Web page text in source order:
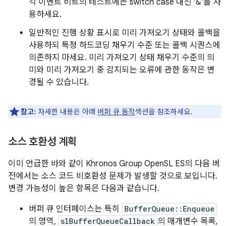
각 이벤트 비트의 테스트에는 switch case 대신 '&'를 사
용하세요.
일반적인 진행 상황 표시로 미리 가져오기 상태와 콜백을
사용하되 특정 하드코딩 채우기 수준 또는 콜백 시퀀스에
의존하지 마세요. 미리 가져오기 상태 채우기 수준의 의
미와 미리 가져오기 중 감지되는 오류에 관한 동작은 변
경될 수 있습니다.
참고: 자세한 내용은 아래 버퍼 큐 동작섹션을 참조하세요.
소스 호환성 계획
이미 언급한 바와 같이 Khronos Group OpenSL ES의 다음 버
전에서는 소스 코드 비호환성 문제가 발생할 것으로 보입니다.
변경 가능성이 높은 항목은 다음과 같습니다.
버퍼 큐 인터페이스는 특히
BufferQueue::Enqueue
의 영역, slBufferQueueCallback 의 매개변수 목록,